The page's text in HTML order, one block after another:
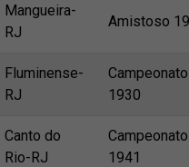
Mangueira-
RJ
Amistoso
Fluminense-
RJ
1930
Canto do
Rio-RJ
1941